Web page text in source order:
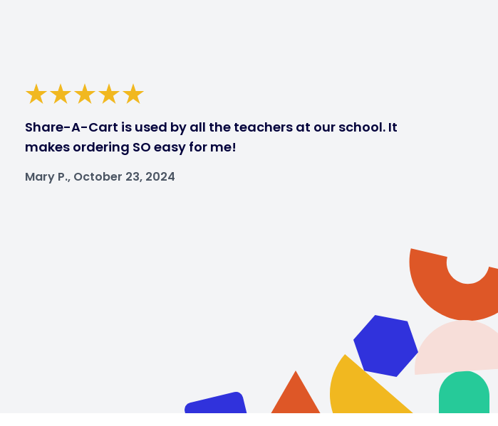
Share-A-Cart is used by all the teachers at our school. It
makes ordering SO easy for me!
Mary P., October 23, 2024